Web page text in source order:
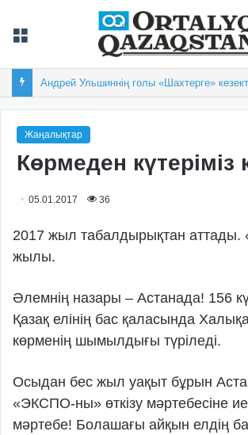
Андрей Ульшиннің голы «Шахтерге»
Жаңалықтар
Көрмеден күтеріміз
05.01.2017 36
2017 жыл табалдырықтан
жылы.
Әлемнің назары – Астанада! 156
Қазақ елінің бас қаласында
көрменің шымылдығы түріледі.
Осыдан бес жыл уақыт бұрын
«ЭКСПО-ны» өткізу мәртебесіне
мәртебе! Болашағы айқын елдің